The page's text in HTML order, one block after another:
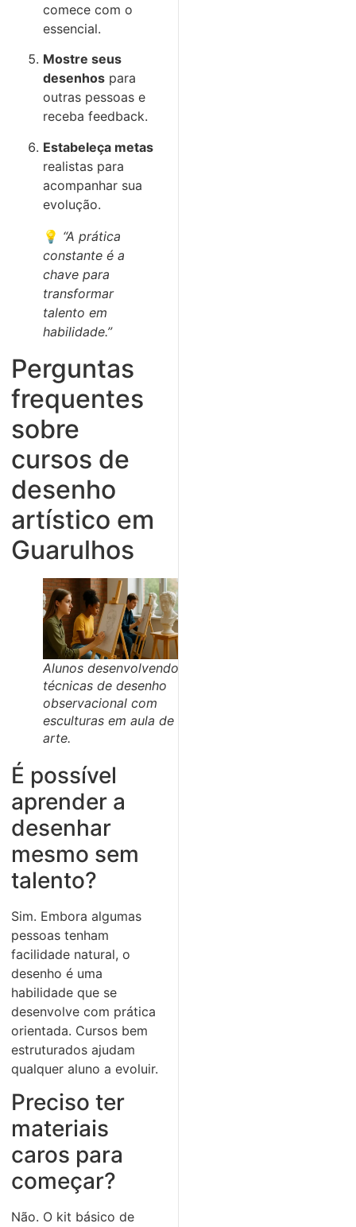
comece com o
essencial.
Mostre seus
desenhos para
outras pessoas e
receba feedback.
Estabeleça metas
realistas para
acompanhar sua
evolução.
💡 “A prática
constante é a
chave para
transformar
talento em
habilidade.”
Perguntas
frequentes
sobre
cursos de
desenho
artístico em
Guarulhos
Alunos desenvolvendo
técnicas de desenho
observacional com
esculturas em aula de
arte.
É possível
aprender a
desenhar
mesmo sem
talento?
Sim. Embora algumas
pessoas tenham
facilidade natural, o
desenho é uma
habilidade que se
desenvolve com prática
orientada. Cursos bem
estruturados ajudam
qualquer aluno a evoluir.
Preciso ter
materiais
caros para
começar?
Não. O kit básico de